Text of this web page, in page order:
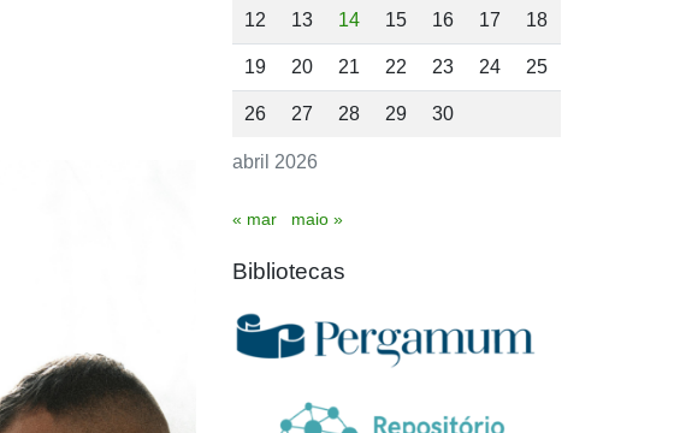
abril 2026
12 13 14 15 16 17 18
19 20 21 22 23 24 25
26 27 28 29 30
« mar maio »
Bibliotecas